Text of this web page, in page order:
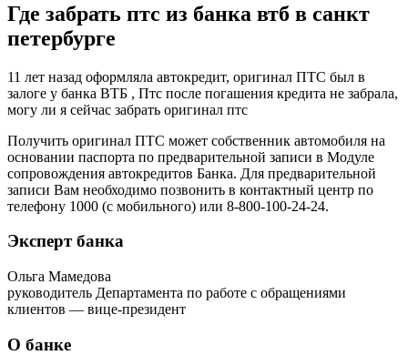
Где забрать птс из банка втб в санкт
петербурге
11 лет назад оформляла автокредит, оригинал ПТС был в
залоге у банка ВТБ , Птс после погашения кредита не забрала,
могу ли я сейчас забрать оригинал птс
Получить оригинал ПТС может собственник автомобиля на
основании паспорта по предварительной записи в Модуле
сопровождения автокредитов Банка. Для предварительной
записи Вам необходимо позвонить в контактный центр по
телефону 1000 (с мобильного) или 8-800-100-24-24.
Эксперт банка
Ольга Мамедова
руководитель Департамента по работе с обращениями
клиентов — вице-президент
О банке